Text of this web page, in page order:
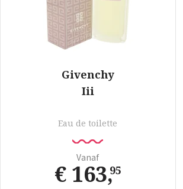
Givenchy
Iii
Eau de toilette
Vanaf
€ 163,95